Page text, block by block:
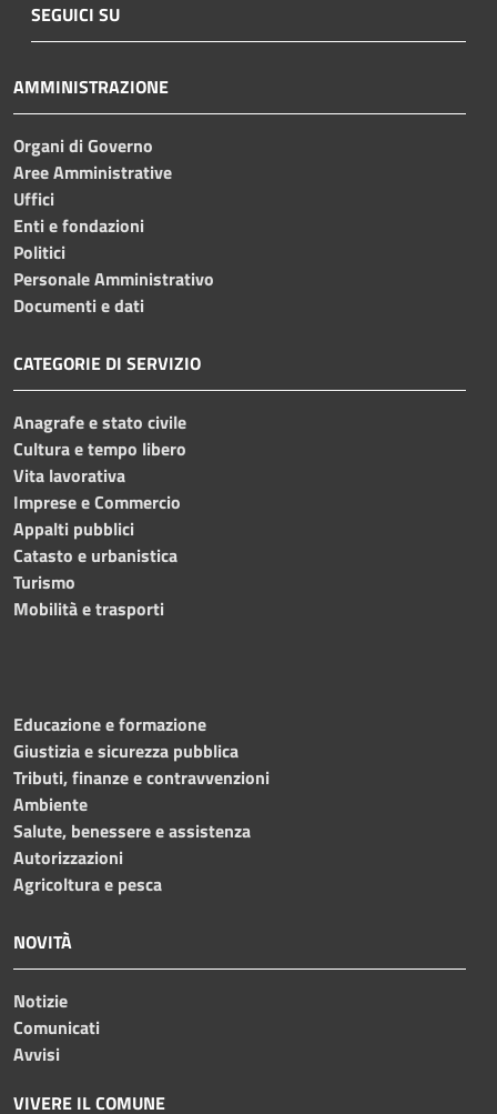
SEGUICI SU
AMMINISTRAZIONE
Organi di Governo
Aree Amministrative
Uffici
Enti e fondazioni
Politici
Personale Amministrativo
Documenti e dati
CATEGORIE DI SERVIZIO
Anagrafe e stato civile
Cultura e tempo libero
Vita lavorativa
Imprese e Commercio
Appalti pubblici
Catasto e urbanistica
Turismo
Mobilità e trasporti
Educazione e formazione
Giustizia e sicurezza pubblica
Tributi, finanze e contravvenzioni
Ambiente
Salute, benessere e assistenza
Autorizzazioni
Agricoltura e pesca
NOVITÀ
Notizie
Comunicati
Avvisi
VIVERE IL COMUNE